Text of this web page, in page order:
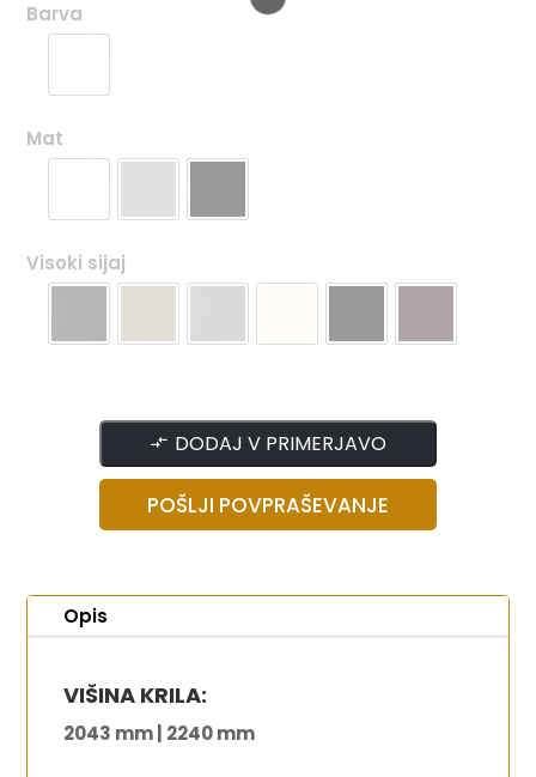
Barva
Mat
Visoki sijaj
DODAJ V PRIMERJAVO
POŠLJI POVPRAŠEVANJE
Opis
VIŠINA KRILA:
2043 mm | 2240 mm